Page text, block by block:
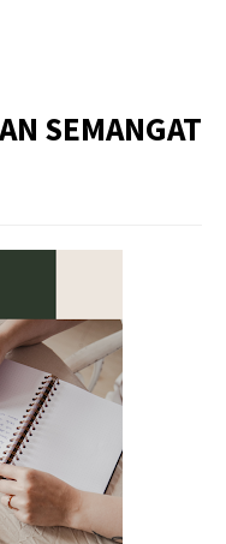
SEMANGAT